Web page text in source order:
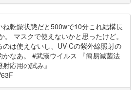
ね乾燥状態だと500wで10分これ結構長
。 マスクで使えないかと思ったけど。
は使えないし、UV-Cの紫外線照射の
かなあ。 #武漢ウイルス 『簡易滅菌法
応用の試み』